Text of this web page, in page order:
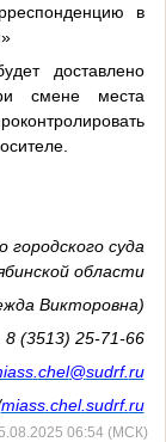
в
доставлено
смене места
городского суда
области
Викторовна)
8 (3513) 25-71-66
. chel@sudrf.ru
miass. chel.sudrf.ru
06:54 (МСК)